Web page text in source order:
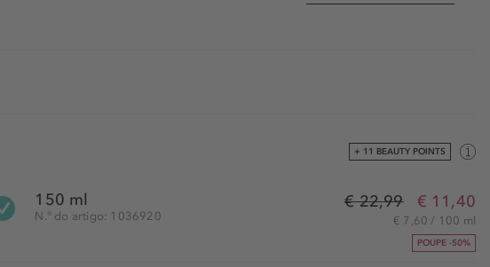
+ 11 BEAUTY POINTS
150 ml
N.° do artigo: 1036920
€ 22,99 € 11,40
€ 7,60 / 100 ml
POUPE -50%